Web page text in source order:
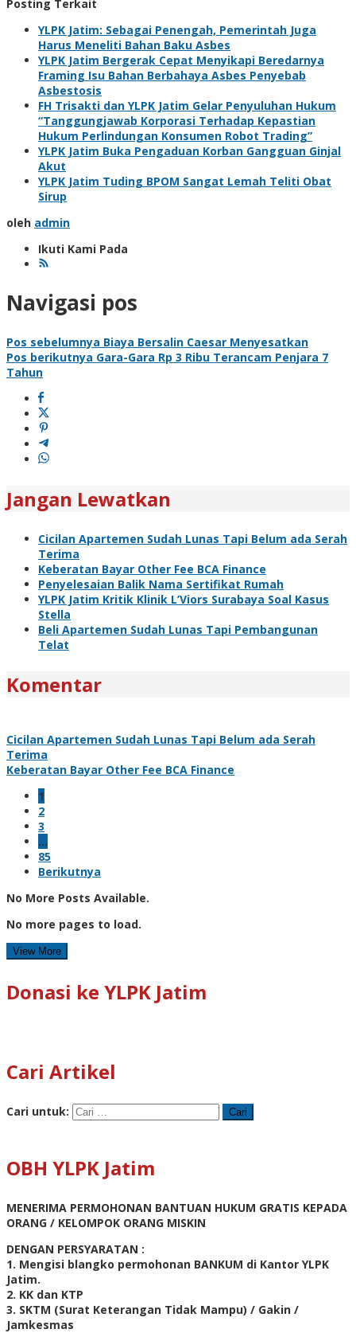
Posting Terkait
YLPK Jatim: Sebagai Penengah, Pemerintah Juga
Harus Meneliti Bahan Baku Asbes
YLPK Jatim Bergerak Cepat Menyikapi Beredarnya
Framing Isu Bahan Berbahaya Asbes Penyebab
Asbestosis
FH Trisakti dan YLPK Jatim Gelar Penyuluhan Hukum
“Tanggungjawab Korporasi Terhadap Kepastian
Hukum Perlindungan Konsumen Robot Trading”
YLPK Jatim Buka Pengaduan Korban Gangguan Ginjal
Akut
YLPK Jatim Tuding BPOM Sangat Lemah Teliti Obat
Sirup
oleh admin
Ikuti Kami Pada
Navigasi pos
Pos sebelumnya Biaya Bersalin Caesar Menyesatkan
Pos berikutnya Gara-Gara Rp 3 Ribu Terancam Penjara 7
Tahun
Jangan Lewatkan
Cicilan Apartemen Sudah Lunas Tapi Belum ada Serah
Terima
Keberatan Bayar Other Fee BCA Finance
Penyelesaian Balik Nama Sertifikat Rumah
YLPK Jatim Kritik Klinik L’Viors Surabaya Soal Kasus
Stella
Beli Apartemen Sudah Lunas Tapi Pembangunan
Telat
Komentar
Cicilan Apartemen Sudah Lunas Tapi Belum ada Serah
Terima
Keberatan Bayar Other Fee BCA Finance
1
2
3
…
85
Berikutnya
No More Posts Available.
No more pages to load.
View More
Donasi ke YLPK Jatim
Cari Artikel
Cari untuk:
OBH YLPK Jatim
MENERIMA PERMOHONAN BANTUAN HUKUM GRATIS KEPADA
ORANG / KELOMPOK ORANG MISKIN
DENGAN PERSYARATAN :
1. Mengisi blangko permohonan BANKUM di Kantor YLPK
Jatim.
2. KK dan KTP
3. SKTM (Surat Keterangan Tidak Mampu) / Gakin /
Jamkesmas